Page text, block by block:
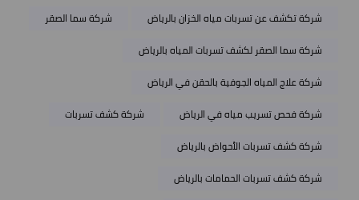
شركة تكشف عن تسربات مياه الخزان بالرياض
شركة سما الصقر
شركة سما الصقر لكشف تسربات المياه بالرياض
شركة علاج المياه الجوفية بالحقن في الرياض
شركة فحص تسريب مياه في الرياض
شركة كشف تسربات
شركة كشف تسربات الأحواض بالرياض
شركة كشف تسربات الحمامات بالرياض